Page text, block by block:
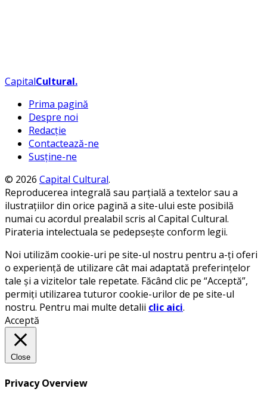
CapitalCultural.
Prima pagină
Despre noi
Redacție
Contactează-ne
Susține-ne
© 2026 Capital Cultural.
Reproducerea integrală sau parțială a textelor sau a
ilustrațiilor din orice pagină a site-ului este posibilă
numai cu acordul prealabil scris al Capital Cultural.
Pirateria intelectuala se pedepsește conform legii.
Noi utilizăm cookie-uri pe site-ul nostru pentru a-ți oferi
o experiență de utilizare cât mai adaptată preferințelor
tale și a vizitelor tale repetate. Făcând clic pe “Acceptă”,
permiți utilizarea tuturor cookie-urilor de pe site-ul
nostru. Pentru mai multe detalii clic aici.
Acceptă
Close
Privacy Overview